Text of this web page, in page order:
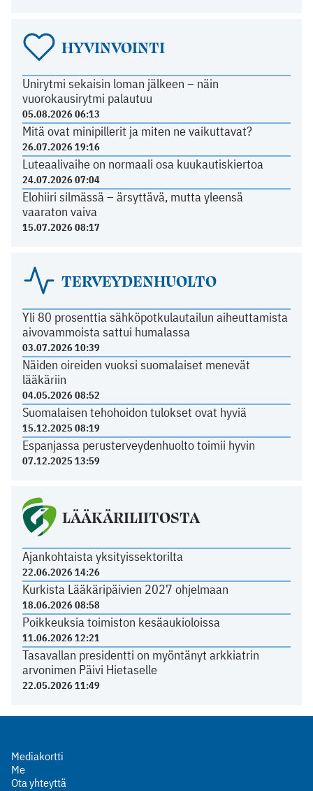
HYVINVOINTI
Unirytmi sekaisin loman jälkeen – näin
vuorokausirytmi palautuu
05.08.2026 06:13
Mitä ovat minipillerit ja miten ne vaikuttavat?
26.07.2026 19:16
Luteaalivaihe on normaali osa kuukautiskiertoa
24.07.2026 07:04
Elohiiri silmässä – ärsyttävä, mutta yleensä
vaaraton vaiva
15.07.2026 08:17
TERVEYDENHUOLTO
Yli 80 prosenttia sähköpotkulautailun aiheuttamista
aivovammoista sattui humalassa
03.07.2026 10:39
Näiden oireiden vuoksi suomalaiset menevät
lääkäriin
04.05.2026 08:52
Suomalaisen tehohoidon tulokset ovat hyviä
15.12.2025 08:19
Espanjassa perusterveydenhuolto toimii hyvin
07.12.2025 13:59
LÄÄKÄRILIITOSTA
Ajankohtaista yksityissektorilta
22.06.2026 14:26
Kurkista Lääkäripäivien 2027 ohjelmaan
18.06.2026 08:58
Poikkeuksia toimiston kesäaukioloissa
11.06.2026 12:21
Tasavallan presidentti on myöntänyt arkkiatrin
arvonimen Päivi Hietaselle
22.05.2026 11:49
Mediakortti
Me
Ota yhteyttä